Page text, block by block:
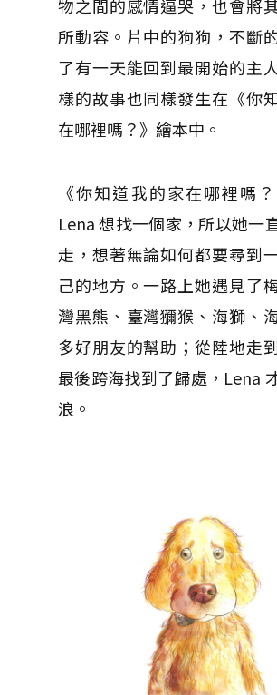
物之間的感情逼哭，也會將
所動容。片中的狗狗，不斷
了有一天能回到最開始的主
樣的故事也同樣發生在《你
在哪裡嗎？》繪本中。
《你知道我的家在哪裡嗎
Lena 想找一個家，所以她一
走，想著無論如何都要尋到
己的地方。一路上她遇見了
灣黑熊、臺灣獼猴、海獅、
多好朋友的幫助；從陸地走
最後跨海找到了歸處，Lena
浪。